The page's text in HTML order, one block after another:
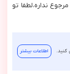
نداره،لطفا تو
کنید.
اطلاعات بیشتر